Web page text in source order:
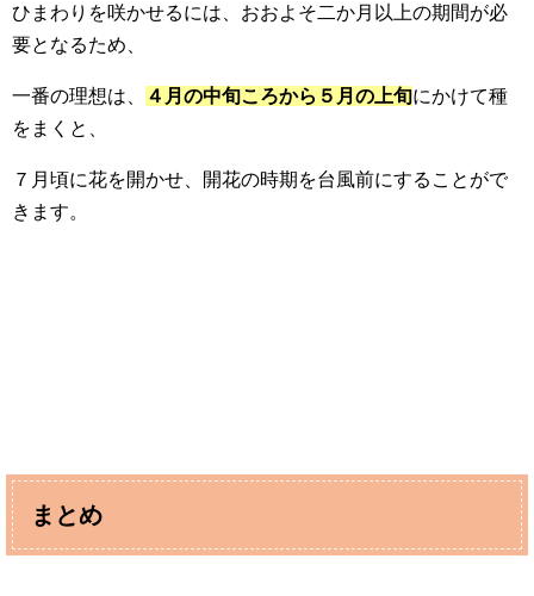
ひまわりを咲かせるには、おおよそ二か月以上の期間が必
要となるため、
一番の理想は、 ４月の中旬ころから５月の上旬にかけて種
をまくと、
７月頃に花を開かせ、開花の時期を台風前にすることがで
きます。
まとめ